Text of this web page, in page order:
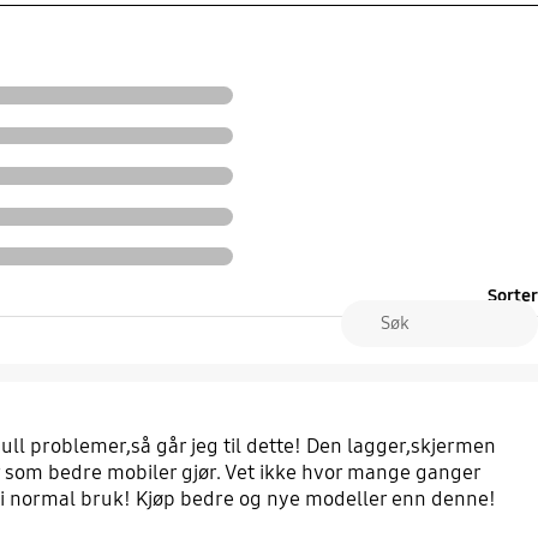
Sorter
problemer,så går jeg til dette! Den lagger,skjermen
bedre mobiler gjør. Vet ikke hvor mange ganger
bruk! Kjøp bedre og nye modeller enn denne!